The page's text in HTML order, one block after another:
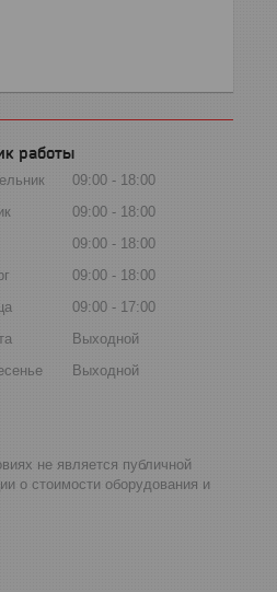
работы
09:00
18:00
09:00
18:00
09:00
18:00
09:00
18:00
09:00
17:00
Выходной
Выходной
не является публичной
о стоимости оборудования и